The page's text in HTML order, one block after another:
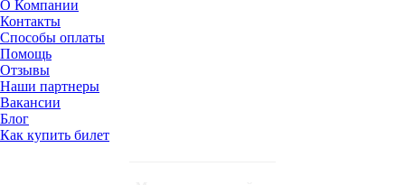
О Компании
Контакты
Способы оплаты
Помощь
Отзывы
Наши партнеры
Вакансии
Блог
Как купить билет